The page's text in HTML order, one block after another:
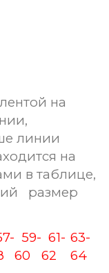
на
линии
на
в таблице,
размер
59-
60
61-
62
63-
64